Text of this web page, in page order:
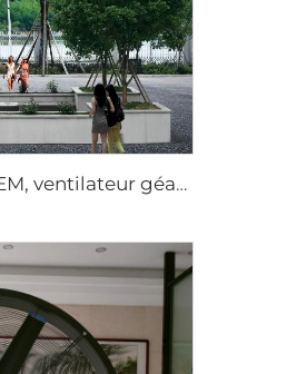
Fabrication directe OEM, ventilateur géant à faible consommation d'énergie de 16 pieds (5 m), moteur PMSM, type sur colonne